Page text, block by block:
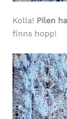
Kolla! Pilen
finns hopp!